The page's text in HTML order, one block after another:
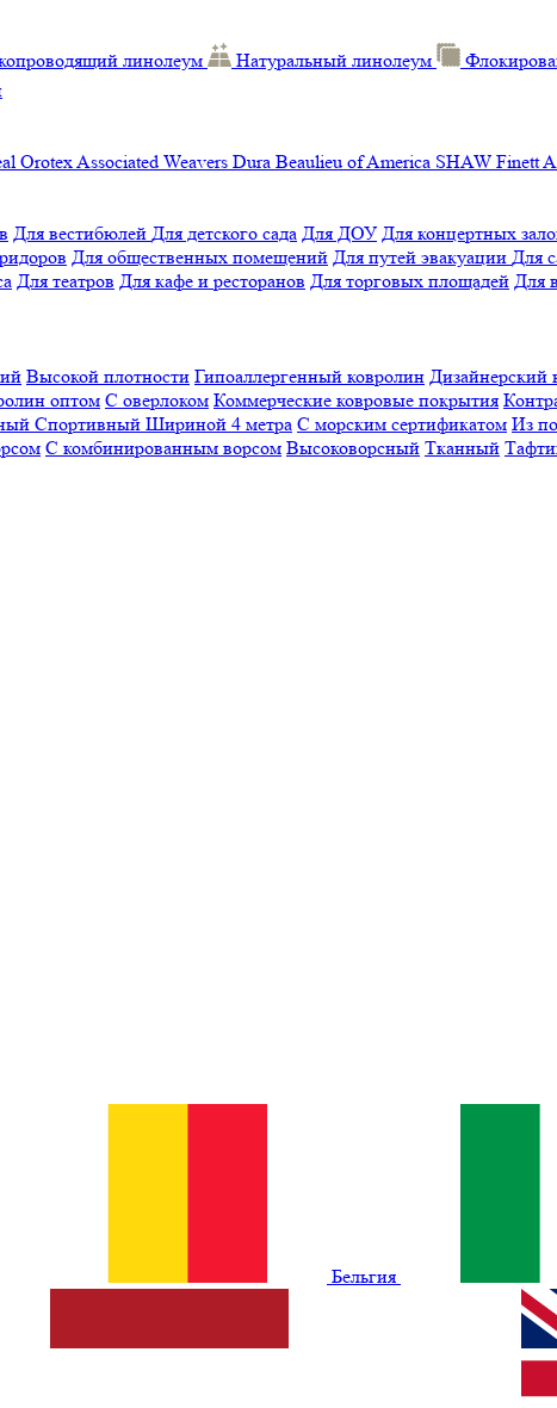
линолеум Натуральный линолеум
OrotexAssociated Weavers Dura Beaulieu of America SHAW Finett
Для вестибюлей Для детского сада Для ДОУ Для концертных
Для общественных помещений Для путей эвакуации Для
Для театров Для кафе и ресторанов Для торговых площадей Для
Высокой плотности Гипоаллергенный ковролин Дизайнерский
оптом С оверлоком Коммерческие ковровые покрытия
Спортивный Шириной 4 метра С морским сертификатом Из
С комбинированным ворсом Высоковорсный Тканный
Бельгия